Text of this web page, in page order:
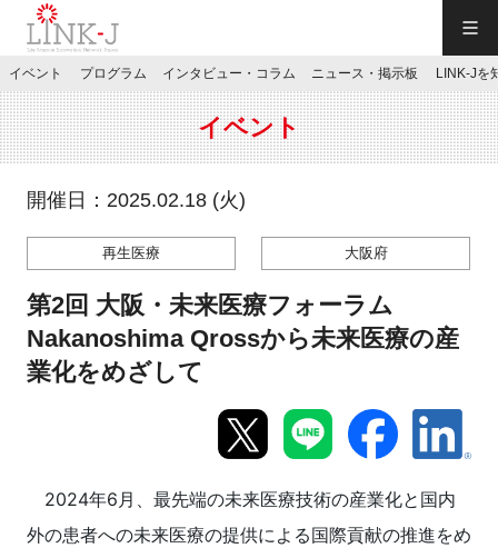
JP／EN
特別会員専用メニュー
施設ご予約
新規登録
イベント プログラム インタビュー・コラム ニュース・掲示板 LINK-Jを
イベント
開催日：2025.02.18 (火)
再生医療 大阪府
第2回 大阪・未来医療フォーラム
Nakanoshima Qrossから未来医療の産
業化をめざして
2024年6月、最先端の未来医療技術の産業化と国内
外の患者への未来医療の提供による国際貢献の推進をめ